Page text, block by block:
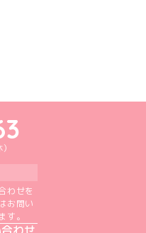
公式アカウント
んX公式アカウント
ーみんInstagram公式アカウント
どりーみんFacebook公式アカウン
めいどりーみんYouTube公式アカ
わせを
お問い
す。